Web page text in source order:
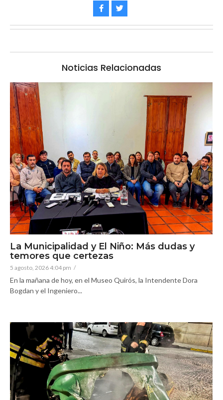
Noticias Relacionadas
La Municipalidad y El Niño: Más dudas y
temores que certezas
5 agosto, 2026 4:04 pm /
En la mañana de hoy, en el Museo Quirós, la Intendente Dora
Bogdan y el Ingeniero...